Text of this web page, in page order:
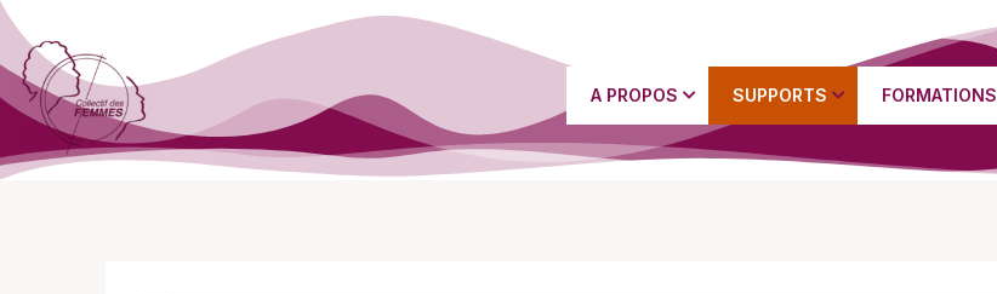
A PROPOS SUPPORTS FORMATIONS